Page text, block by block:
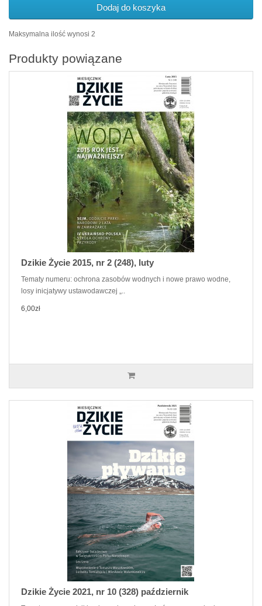
Dodaj do koszyka
Maksymalna ilość wynosi 2
Produkty powiązane
Dzikie Życie 2015, nr 2 (248), luty
Tematy numeru: ochrona zasobów wodnych i nowe prawo wodne,
losy inicjatywy ustawodawczej „..
6,00zł
Dzikie Życie 2021, nr 10 (328) październik